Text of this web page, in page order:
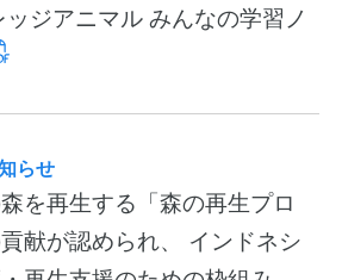
ジアニマル みんなの学習ノ
を再生する「森の再生プロ
献が認められ、 インドネシ
らせ